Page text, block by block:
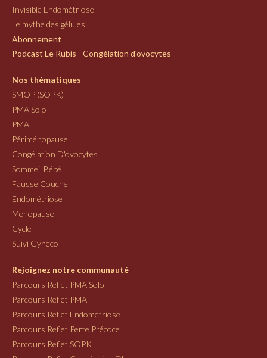
Invisible Endométriose
Le mythe des gélules
Abonnement
Podcast Le Rubis - Congélation d'ovocytes
Nos thématiques
SMOP (SOPK)
PMA Solo
PMA
Périménopause
Congélation D'ovocytes
Sommeil Bébé
Fausse Couche
Endométriose
Ménopause
Cycle
Suivi Gynéco
Rejoignez notre communauté
Parcours Reflet PMA Solo
Parcours Reflet PMA
Parcours Reflet Endométriose
Parcours Reflet Perte Précoce
Parcours Reflet SOPK